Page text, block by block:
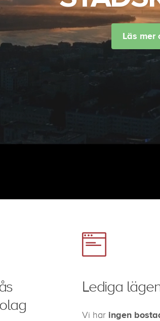
Läs mer
Lediga
Vi har ingen